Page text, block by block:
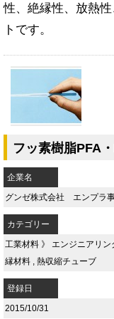
性、絶縁性、放熱
トです。
フッ素樹脂PFA
企業名
グンゼ株式会社 エンプラ
カテゴリー
工業材料 》 エンジニアリン
縁材料
熱収縮チューブ
登録日
2015/10/31